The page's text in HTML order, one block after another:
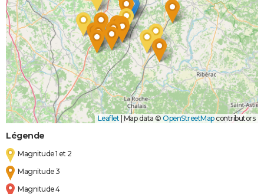
Leaflet | Map data © OpenStreetMapcontributors
Légende
Magnitude 1 et 2
Magnitude 3
Magnitude 4